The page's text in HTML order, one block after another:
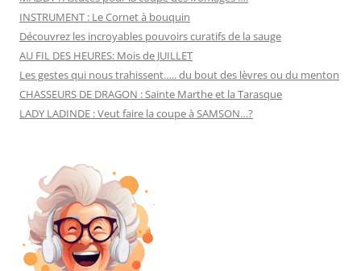
INSTRUMENT : Le Cornet à bouquin
Découvrez les incroyables pouvoirs curatifs de la sauge
AU FIL DES HEURES: Mois de JUILLET
Les gestes qui nous trahissent….. du bout des lèvres ou du menton
CHASSEURS DE DRAGON : Sainte Marthe et la Tarasque
LADY LADINDE : Veut faire la coupe à SAMSON…?